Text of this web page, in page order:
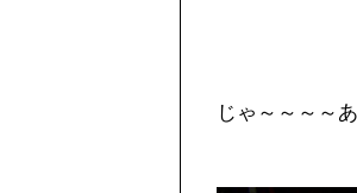
じゃ～～～～